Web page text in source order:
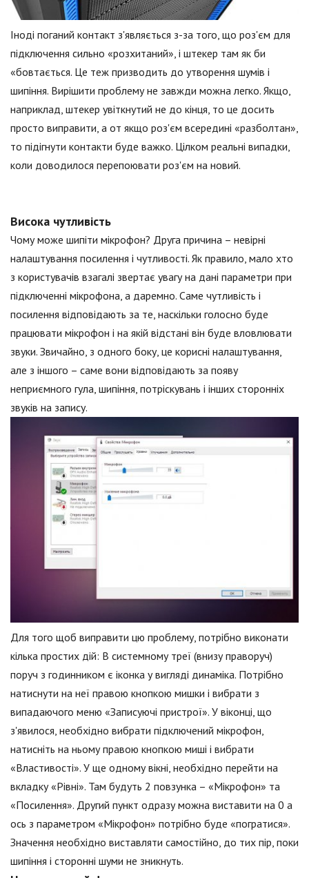
Іноді поганий контакт з'являється з-за того, що роз'єм для
підключення сильно «розхитаний», і штекер там як би
«бовтається. Це теж призводить до утворення шумів і
шипіння. Вирішити проблему не завжди можна легко. Якщо,
наприклад, штекер увіткнутий не до кінця, то це досить
просто виправити, а от якщо роз'єм всередині «разболтан»,
то підігнути контакти буде важко. Цілком реальні випадки,
коли доводилося перепоювати роз'єм на новий.
Висока чутливість
Чому може шипіти мікрофон? Друга причина – невірні
налаштування посилення і чутливості. Як правило, мало хто
з користувачів взагалі звертає увагу на дані параметри при
підключенні мікрофона, а даремно. Саме чутливість і
посилення відповідають за те, наскільки голосно буде
працювати мікрофон і на якій відстані він буде вловлювати
звуки. Звичайно, з одного боку, це корисні налаштування,
але з іншого – саме вони відповідають за появу
неприємного гула, шипіння, потріскувань і інших сторонніх
звуків на запису.
Для того щоб виправити цю проблему, потрібно виконати
кілька простих дій: В системному треї (внизу праворуч)
поруч з годинником є іконка у вигляді динаміка. Потрібно
натиснути на неї правою кнопкою мишки і вибрати з
випадаючого меню «Записуючі пристрої». У віконці, що
з'явилося, необхідно вибрати підключений мікрофон,
натисніть на ньому правою кнопкою миші і вибрати
«Властивості». У ще одному вікні, необхідно перейти на
вкладку «Рівні». Там будуть 2 повзунка – «Мікрофон» та
«Посилення». Другий пункт одразу можна виставити на 0 а
ось з параметром «Мікрофон» потрібно буде «погратися».
Значення необхідно виставляти самостійно, до тих пір, поки
шипіння і сторонні шуми не зникнуть.